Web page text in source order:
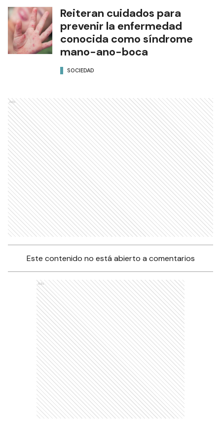
Reiteran cuidados para
prevenir la enfermedad
conocida como síndrome
mano-ano-boca
SOCIEDAD
Ads
Este contenido no está abierto a comentarios
Ads